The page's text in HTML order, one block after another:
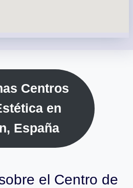
Centros
en
España
el Centro de